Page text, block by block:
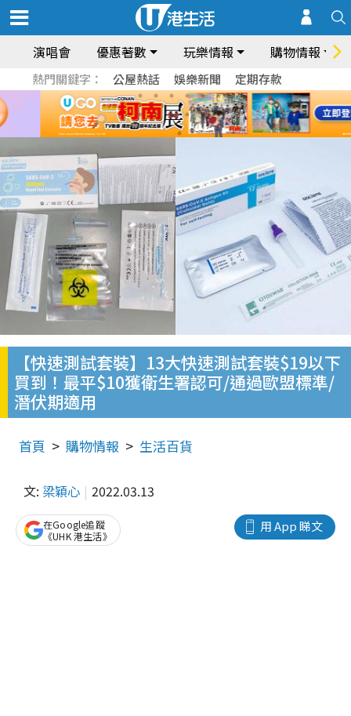
演唱會 優惠著數 玩樂情報 購物情報
熱門關鍵字： 公屋熱話 娛樂新聞 定期存款
【快速測試套裝】13大快速測試套裝$19以下
買到！最平$10獲衛生署認可/通過歐盟標準/
潛伏期適用
首頁 購物情報 生活百貨
文: 梁穎心 2022.03.13
用 App 睇文
在Google追蹤
《UHK 港生活》